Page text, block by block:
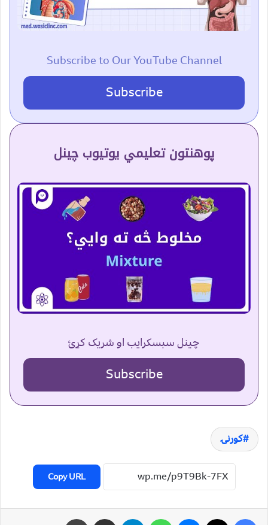
Subscribe to Our YouTube Channel
Subscribe
پوهنتون تعلیمي یوتیوب چینل
چینل سبسکرایب او شریک کړئ
Subscribe
کورنۍ
Copy URL